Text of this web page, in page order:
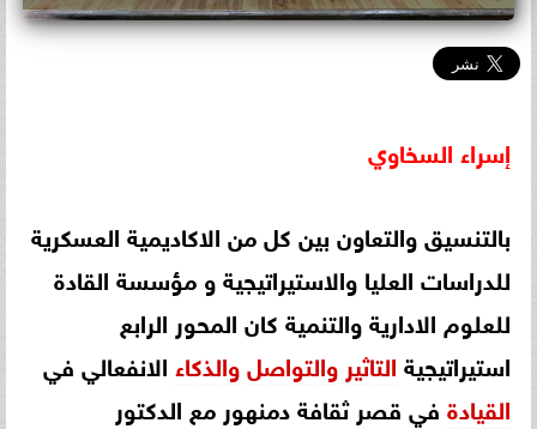
إسراء السخاوي
بالتنسيق والتعاون بين كل من الاكاديمية العسكرية
للدراسات العليا والاستيراتيجية و مؤسسة القادة
للعلوم الادارية والتنمية كان المحور الرابع
استيراتيجية التاثير والتواصلوالذكاء الانفعالي في
القيادة في قصر ثقافة دمنهور مع الدكتور